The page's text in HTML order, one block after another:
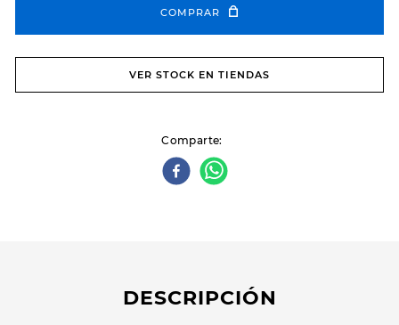
COMPRAR
VER STOCK EN TIENDAS
Comparte
DESCRIPCIÓN